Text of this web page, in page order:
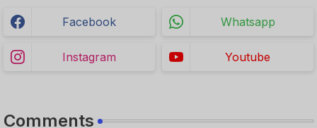
Facebook Whatsapp
Instagram Youtube
Comments